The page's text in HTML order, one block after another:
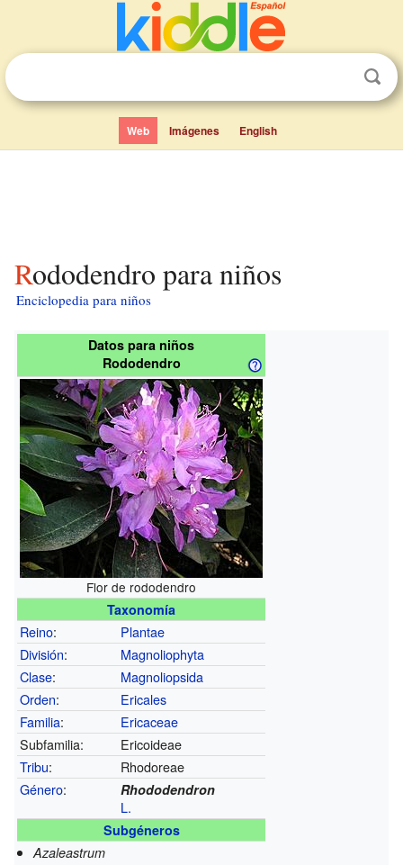
Web Imágenes English
Rododendro para niños
Enciclopedia para niños
Datos para niños
Rododendro
Flor de rododendro
Taxonomía
Reino:
Plantae
División:
Magnoliophyta
Clase:
Magnoliopsida
Orden:
Ericales
Familia:
Ericaceae
Subfamilia:
Ericoideae
Tribu:
Rhodoreae
Género: Rhododendron
L.
Subgéneros
Azaleastrum